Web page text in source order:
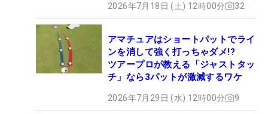
2026年7月18日 (土) 12時00分 32
アマチュアはショートパットでライ
ンを消して強く打っちゃダメ!?
ツアープロが教える「ジャストタッ
チ」なら3パットが激減するワケ
2026年7月29日 (水) 12時00分 9